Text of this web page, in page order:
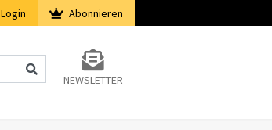
Login Abonnieren
NEWSLETTER